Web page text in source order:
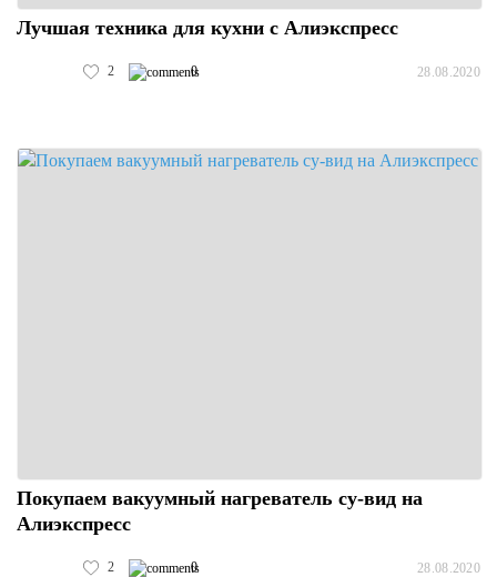
Лучшая техника для кухни с Алиэкспресс
2 0 28.08.2020
Покупаем вакуумный нагреватель су-вид на
Алиэкспресс
2 0 28.08.2020